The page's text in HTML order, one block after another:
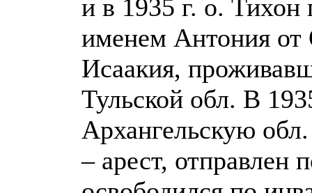
и в 1935 г. о.
именем Антония от
Исаакия,
Тульской обл. В
Архангельскую
– арест, отправлен